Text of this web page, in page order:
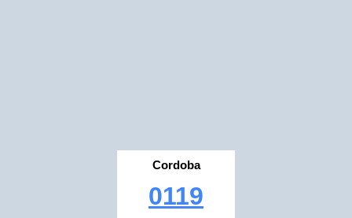
Cordoba
0119